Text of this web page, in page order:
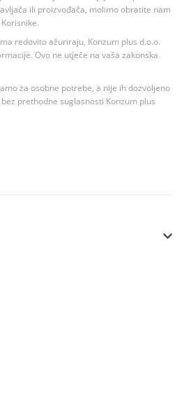
ili proizvođača, molimo obratite nam
redovito ažuriraju, Konzum plus d.o.o.
Ovo ne utječe na vaša zakonska
za osobne potrebe, a nije ih dozvoljeno
prethodne suglasnosti Konzum plus